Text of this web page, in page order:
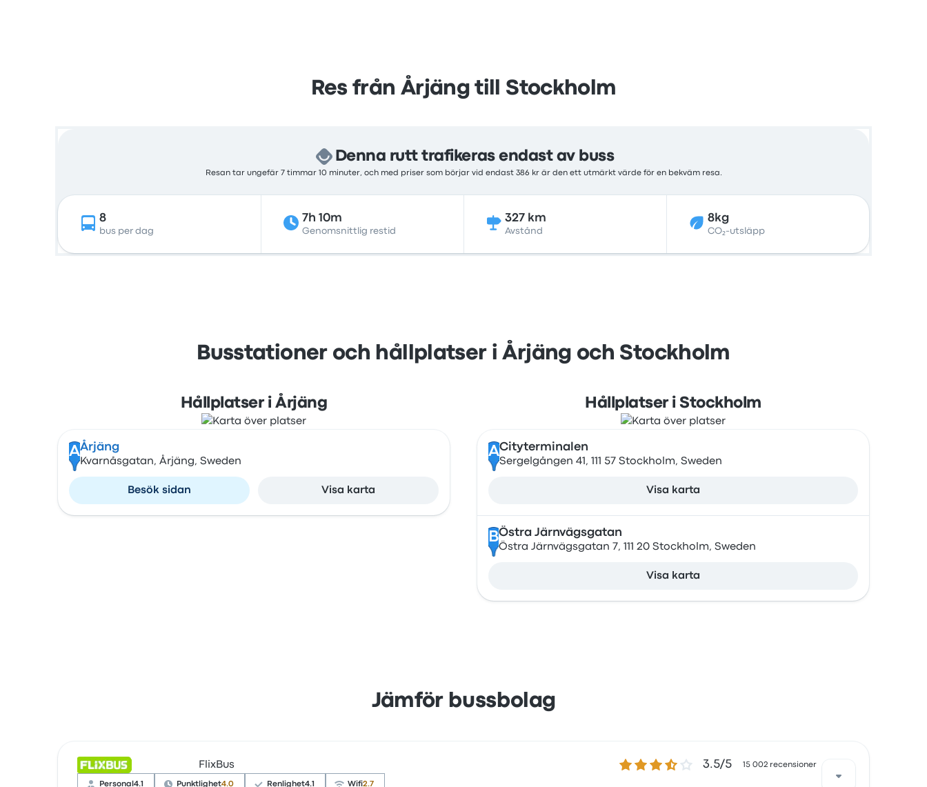
Res från Årjäng till Stockholm
Denna rutt trafikeras endast av buss
Resan tar ungefär 7 timmar 10 minuter, och med priser som börjar vid endast 386 kr är den ett utmärkt värde för en bekväm resa.
8
bus per dag
7h 10m
Genomsnittlig restid
327 km
Avstånd
8kg
CO₂-utsläpp
Busstationer och hållplatser i Årjäng och Stockholm
Hållplatser i Årjäng
AÅrjäng
Kvarnåsgatan, Årjäng, Sweden
Besök sidan Visa karta
Hållplatser i Stockholm
ACityterminalen
Sergelgången 41, 111 57 Stockholm, Sweden
Visa karta
BÖstra Järnvägsgatan
Östra Järnvägsgatan 7, 111 20 Stockholm, Sweden
Visa karta
Jämför bussbolag
FlixBus 3.5 ur 5 stjärnor 3.5/5 15 002 recensioner
Personal 4.1 Punktlighet4.0 Renlighet4.1 Wifi2.7